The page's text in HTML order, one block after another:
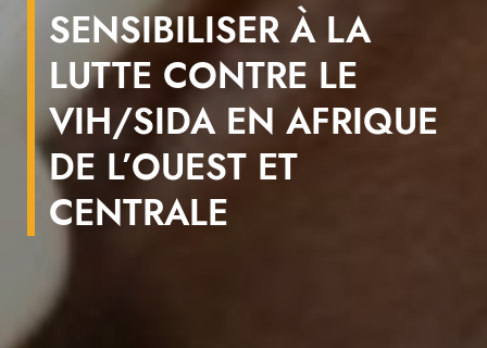
SENSIBILISER À LA
LUTTE CONTRE LE
VIH/SIDA EN AFRIQUE
DE L’OUEST ET
CENTRALE